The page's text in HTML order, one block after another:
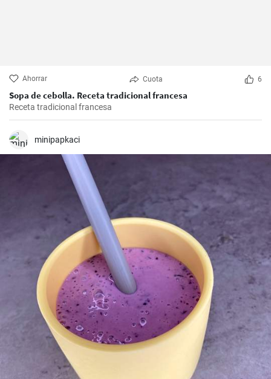
Ahorrar Cuota 6
Sopa de cebolla. Receta tradicional francesa
Receta tradicional francesa
minipapkaci